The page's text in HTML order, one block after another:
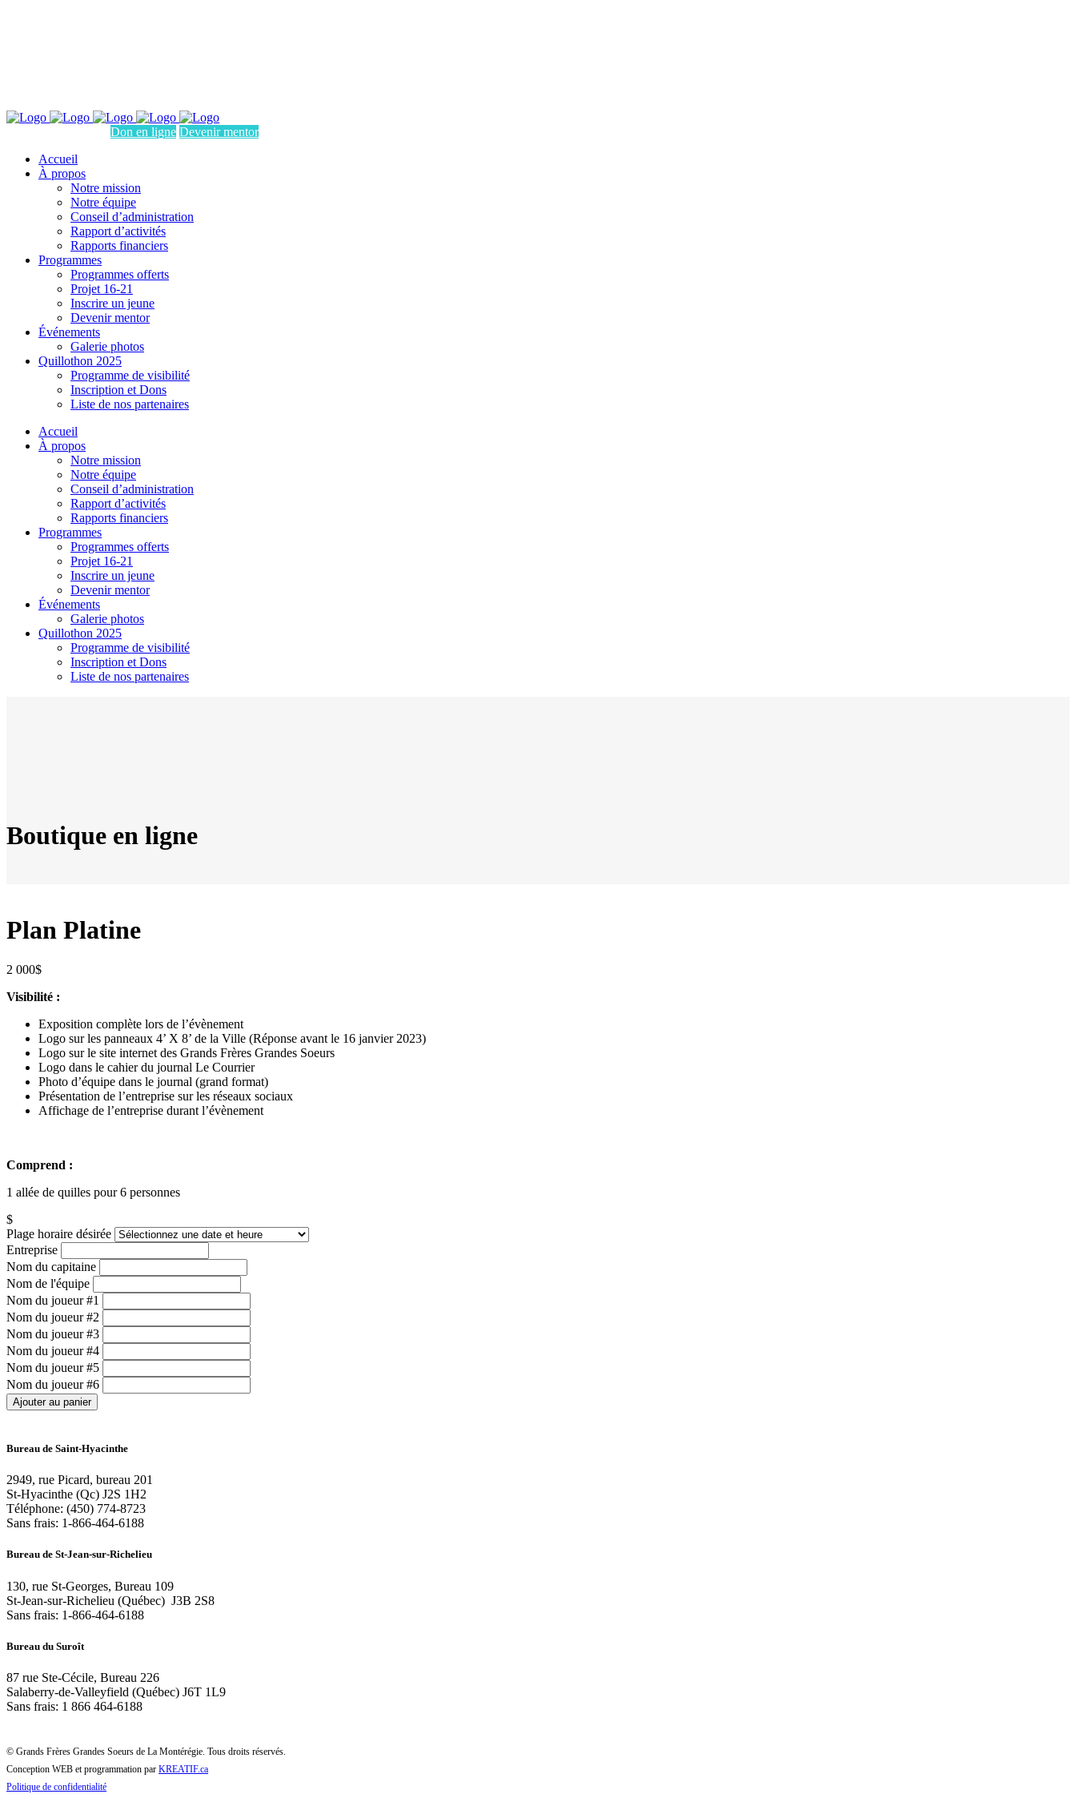
Don en ligne Devenir mentor
Accueil
À propos
Notre mission
Notre équipe
Conseil d’administration
Rapport d’activités
Rapports financiers
Programmes
Programmes offerts
Projet 16-21
Inscrire un jeune
Devenir mentor
Événements
Galerie photos
Quillothon 2025
Programme de visibilité
Inscription et Dons
Liste de nos partenaires
Accueil
À propos
Notre mission
Notre équipe
Conseil d’administration
Rapport d’activités
Rapports financiers
Programmes
Programmes offerts
Projet 16-21
Inscrire un jeune
Devenir mentor
Événements
Galerie photos
Quillothon 2025
Programme de visibilité
Inscription et Dons
Liste de nos partenaires
Boutique en ligne
Plan Platine
2 000$
Visibilité :
Exposition complète lors de l’évènement
Logo sur les panneaux 4’ X 8’ de la Ville (Réponse avant le 16 janvier 2023)
Logo sur le site internet des Grands Frères Grandes Soeurs
Logo dans le cahier du journal Le Courrier
Photo d’équipe dans le journal (grand format)
Présentation de l’entreprise sur les réseaux sociaux
Affichage de l’entreprise durant l’évènement
Comprend :
1 allée de quilles pour 6 personnes
$
Plage horaire désirée
Entreprise
Nom du capitaine
Nom de l'équipe
Nom du joueur #1
Nom du joueur #2
Nom du joueur #3
Nom du joueur #4
Nom du joueur #5
Nom du joueur #6
Ajouter au panier
Bureau de Saint-Hyacinthe
2949, rue Picard, bureau 201
St-Hyacinthe (Qc) J2S 1H2
Téléphone: (450) 774-8723
Sans frais: 1-866-464-6188
Bureau de St-Jean-sur-Richelieu
130, rue St-Georges, Bureau 109
St-Jean-sur-Richelieu (Québec) J3B 2S8
Sans frais: 1-866-464-6188
Bureau du Suroît
87 rue Ste-Cécile, Bureau 226
Salaberry-de-Valleyfield (Québec) J6T 1L9
Sans frais: 1 866 464-6188
© Grands Frères Grandes Soeurs de La Montérégie. Tous droits réservés.
Conception WEB et programmation par KREATIF.ca
Politique de confidentialité